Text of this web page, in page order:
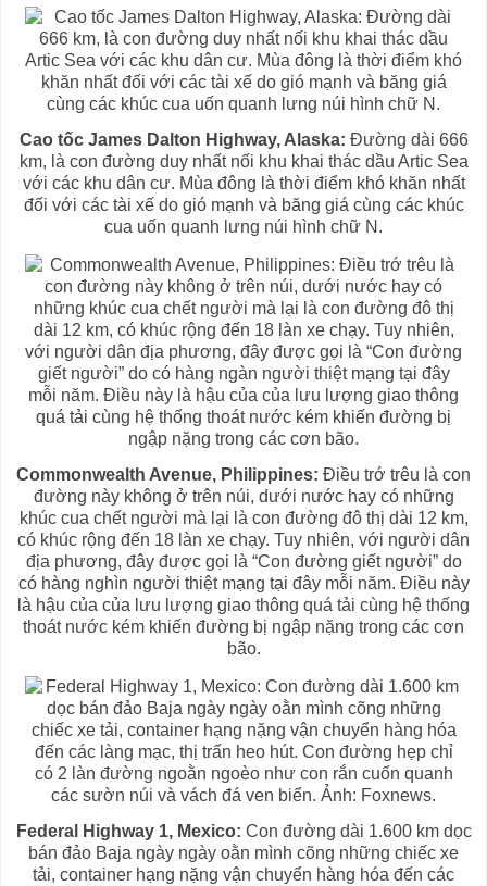
Cao tốc James Dalton Highway, Alaska: Đường dài 666
km, là con đường duy nhất nối khu khai thác dầu Artic Sea
với các khu dân cư. Mùa đông là thời điểm khó khăn nhất
đối với các tài xế do gió mạnh và băng giá cùng các khúc
cua uốn quanh lưng núi hình chữ N.
Commonwealth Avenue, Philippines: Điều trớ trêu là con
đường này không ở trên núi, dưới nước hay có những
khúc cua chết người mà lại là con đường đô thị dài 12 km,
có khúc rộng đến 18 làn xe chạy. Tuy nhiên, với người dân
địa phương, đây được gọi là “Con đường giết người” do
có hàng nghìn người thiệt mạng tại đây mỗi năm. Điều này
là hậu của của lưu lượng giao thông quá tải cùng hệ thống
thoát nước kém khiến đường bị ngập nặng trong các cơn
bão.
Federal Highway 1, Mexico: Con đường dài 1.600 km dọc
bán đảo Baja ngày ngày oằn mình cõng những chiếc xe
tải, container hạng nặng vận chuyển hàng hóa đến các